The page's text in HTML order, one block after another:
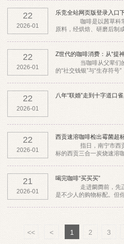
22
2026-01
原料，经烘焙、研磨后制
22
2026-01
Z世代的咖啡消费：从“提
的“社交钱银”与“生存符号
22
2026-01
八年“联婚”走到十字道口
22
2026-01
西贡速溶咖啡检出霉菌超
标的西贡三合一炭烧速溶
21
2026-01
喝完咖啡“买买买”
是不少人的购物标配。但
<< < 1 2 3